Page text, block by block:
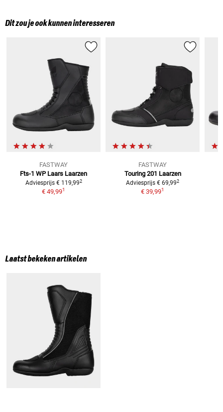
Dit zou je ook kunnen interesseren
FASTWAY
Fts-1 WP Laars Laarzen
Adviesprijs € 119,992
€ 49,991
FASTWAY
Touring 201 Laarzen
Adviesprijs € 69,992
€ 39,991
Laatst bekeken artikelen